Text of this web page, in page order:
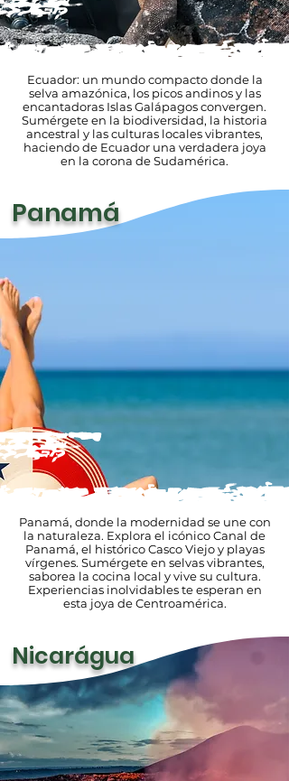
Ecuador: un mundo compacto donde la
selva amazónica, los picos andinos y las
encantadoras Islas Galápagos convergen.
Sumérgete en la biodiversidad, la historia
ancestral y las culturas locales vibrantes,
haciendo de Ecuador una verdadera joya
en la corona de Sudamérica.
Panamá
Panamá, donde la modernidad se une con
la naturaleza. Explora el icónico Canal de
Panamá, el histórico Casco Viejo y playas
vírgenes. Sumérgete en selvas vibrantes,
saborea la cocina local y vive su cultura.
Experiencias inolvidables te esperan en
esta joya de Centroamérica.
Nicarágua